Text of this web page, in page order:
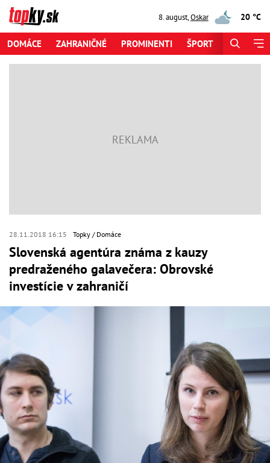
8. august,Oskar 20 °C
DOMÁCE ZAHRANIČNÉ PROMINENTI ŠPORT
28.11.2018 16:15 Topky Domáce
Slovenská agentúra známa z kauzy
predraženého galavečera: Obrovské
investície v zahraničí